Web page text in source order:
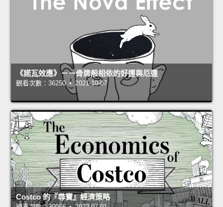
《諾瓦效應》－－骨牌般相依的好運與厄運
觀看次數：36250 • 2021-10-07
Costco 的『尋寶』經濟策略